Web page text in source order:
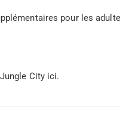
pour les
City ici.